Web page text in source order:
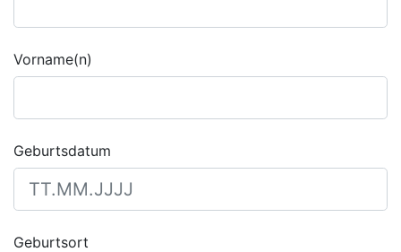
Vorname(n)
Geburtsdatum
Geburtsort